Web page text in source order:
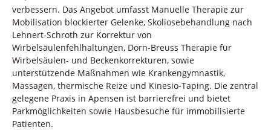
verbessern. Das Angebot umfasst Manuelle Therapie zur
Mobilisation blockierter Gelenke, Skoliosebehandlung nach
Lehnert-Schroth zur Korrektur von
Wirbelsäulenfehlhaltungen, Dorn-Breuss Therapie für
Wirbelsäulen- und Beckenkorrekturen, sowie
unterstützende Maßnahmen wie Krankengymnastik,
Massagen, thermische Reize und Kinesio-Taping. Die zentral
gelegene Praxis in Apensen ist barrierefrei und bietet
Parkmöglichkeiten sowie Hausbesuche für immobilisierte
Patienten.